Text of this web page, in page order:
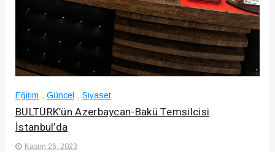
Eğitim , Güncel , Siyaset
BULTÜRK’ün Azerbaycan-Bakü Temsilcisi
İstanbul’da
Kasım 26, 2023